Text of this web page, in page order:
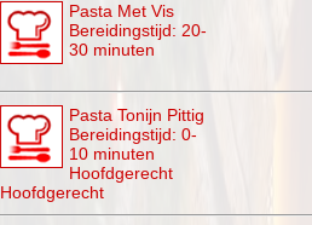
Pasta Met Vis
Bereidingstijd: 20-
30 minuten
Pasta Tonijn Pittig
Bereidingstijd: 0-
10 minuten
Hoofdgerecht
Hoofdgerecht